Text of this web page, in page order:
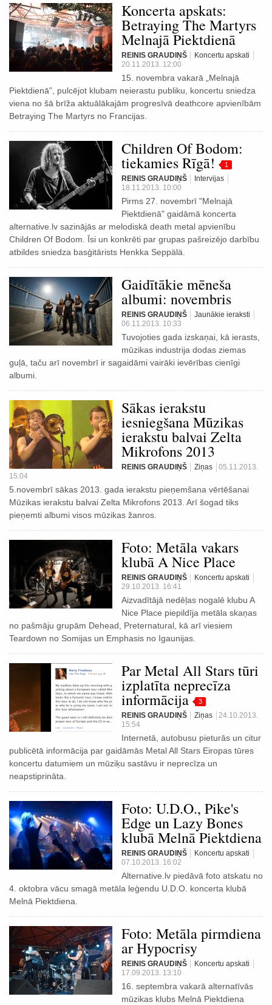
Koncerta apskats:
Betraying The Martyrs
Melnajā Piektdienā
REINIS GRAUDIŅŠ
Koncertu apskati
20.11.2013. 12:00
15. novembra vakarā „Melnajā
Piektdienā”, pulcējot klubam neierastu publiku, koncertu sniedza
viena no šā brīža aktuālākajām progresīvā deathcore apvienībām
Betraying The Martyrs no Francijas.
Children Of Bodom:
tiekamies Rīgā! 1
REINIS GRAUDIŅŠ
Intervijas
18.11.2013. 10:00
Pirms 27. novembrī "Melnajā
Piektdienā" gaidāmā koncerta
alternative.lv sazinājās ar melodiskā death metal apvienību
Children Of Bodom. Īsi un konkrēti par grupas pašreizējo darbību
atbildes sniedza basģitārists Henkka Seppälä.
Gaidītākie mēneša
albumi: novembris
REINIS GRAUDIŅŠ
Jaunākie ieraksti
06.11.2013. 10:33
Tuvojoties gada izskaņai, kā ierasts,
mūzikas industrija dodas ziemas
guļā, taču arī novembrī ir sagaidāmi vairāki ievērības cienīgi
albumi.
Sākas ierakstu
iesniegšana Mūzikas
ierakstu balvai Zelta
Mikrofons 2013
REINIS GRAUDIŅŠ Ziņas
05.11.2013.
15:04
5.novembrī sākas 2013. gada ierakstu pieņemšana vērtēšanai
Mūzikas ierakstu balvai Zelta Mikrofons 2013. Arī šogad tiks
pieņemti albumi visos mūzikas žanros.
Foto: Metāla vakars
klubā A Nice Place
REINIS GRAUDIŅŠ
Koncertu apskati
29.10.2013. 16:41
Aizvadītājā nedēļas nogalē klubu A
Nice Place piepildīja metāla skaņas
no pašmāju grupām Dehead, Preternatural, kā arī viesiem
Teardown no Somijas un Emphasis no Igaunijas.
Par Metal All Stars tūri
izplatīta neprecīza
informācija 3
REINIS GRAUDIŅŠ Ziņas
24.10.2013.
15:54
Internetā, autobusu pieturās un citur
publicētā informācija par gaidāmās Metal All Stars Eiropas tūres
koncertu datumiem un mūziķu sastāvu ir neprecīza un
neapstiprināta.
Foto: U.D.O., Pike's
Edge un Lazy Bones
klubā Melnā Piektdiena
REINIS GRAUDIŅŠ
Koncertu apskati
07.10.2013. 16:02
Alternative.lv piedāvā foto atskatu no
4. oktobra vācu smagā metāla leģendu U.D.O. koncerta klubā
Melnā Piektdiena.
Foto: Metāla pirmdiena
ar Hypocrisy
REINIS GRAUDIŅŠ
Koncertu apskati
17.09.2013. 13:10
16. septembra vakarā alternatīvās
mūzikas klubs Melnā Piektdiena